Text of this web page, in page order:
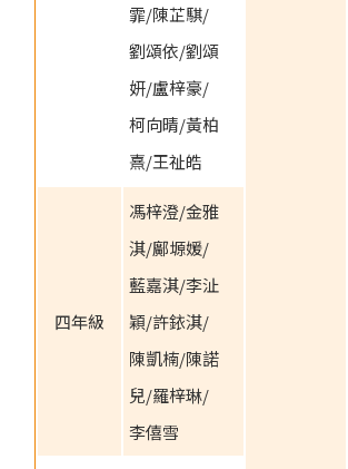
霏/陳芷騏/
劉頌依/劉頌
妍/盧梓豪/
柯向晴/黃柏
熹/王祉皓
四年級
馮梓澄/金雅
淇/鄺塬媛/
藍嘉淇/李沚
穎/許銥淇/
陳凱楠/陳諾
兒/羅梓琳/
李僖雪